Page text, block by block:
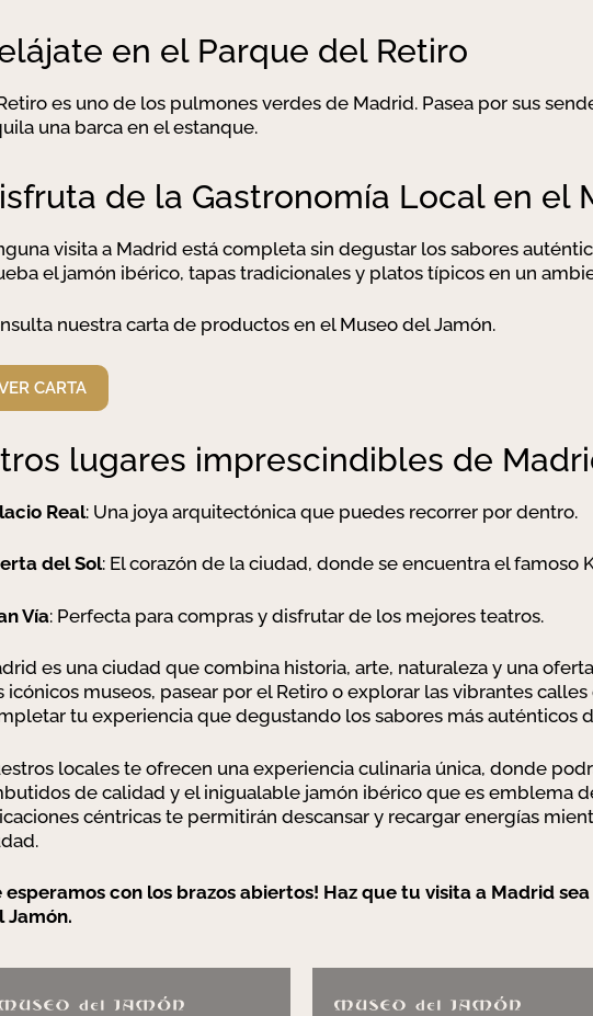
en el Parque del Retiro
es uno de los pulmones verdes de Madrid. Pasea por sus
una barca en el estanque.
de la Gastronomía Local en el
visita a Madrid está completa sin degustar los sabores
el jamón ibérico, tapas tradicionales y platos típicos en un
nuestra carta de productos en el Museo del Jamón.
CARTA
lugares imprescindibles de
Real: Una joya arquitectónica que puedes recorrer por dentro.
del Sol: El corazón de la ciudad, donde se encuentra el famoso
Vía: Perfecta para compras y disfrutar de los mejores teatros.
es una ciudad que combina historia, arte, naturaleza y una
icónicos museos, pasear por el Retiro o explorar las vibrantes
tu experiencia que degustando los sabores más auténticos
locales te ofrecen una experiencia culinaria única, donde
de calidad y el inigualable jamón ibérico que es emblema
céntricas te permitirán descansar y recargar energías
esperamos con los brazos abiertos! Haz que tu visita a Madrid
Jamón.